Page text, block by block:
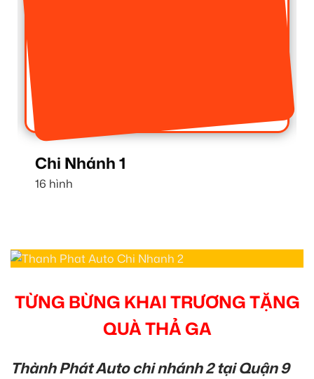
Chi Nhánh 1
16 hình
TỪNG BỪNG KHAI TRƯƠNG TẶNG
QUÀ THẢ GA
Thành Phát Auto chi nhánh 2 tại Quận 9